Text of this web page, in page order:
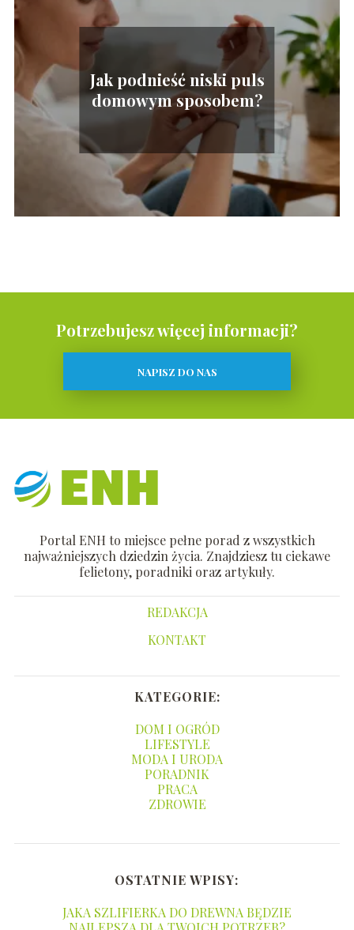
Jak podnieść niski puls
domowym sposobem?
Potrzebujesz więcej informacji?
NAPISZ DO NAS
Portal ENH to miejsce pełne porad z wszystkich
najważniejszych dziedzin życia. Znajdziesz tu ciekawe
felietony, poradniki oraz artykuły.
REDAKCJA
KONTAKT
KATEGORIE:
DOM I OGRÓD
LIFESTYLE
MODA I URODA
PORADNIK
PRACA
ZDROWIE
OSTATNIE WPISY:
JAKA SZLIFIERKA DO DREWNA BĘDZIE